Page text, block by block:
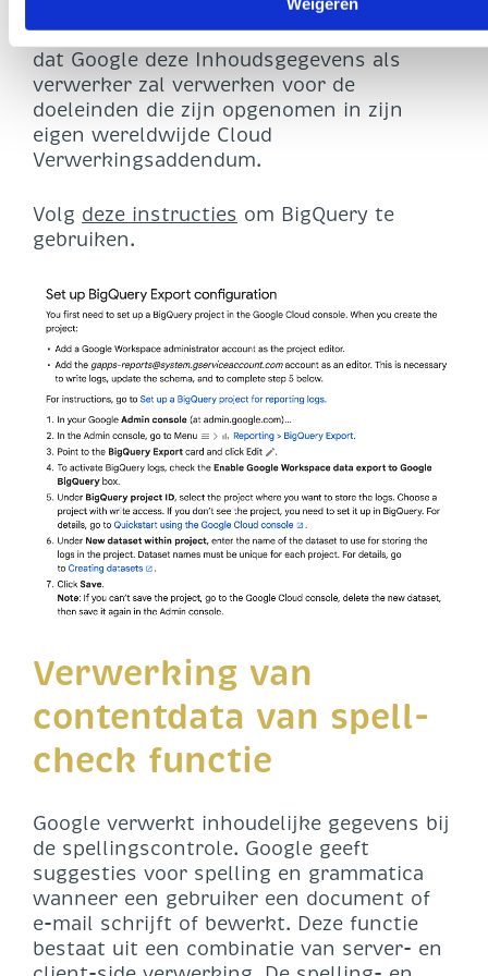
Workspace for Education. Het Google
Cloud Verwerkingsaddendum verduidelijkt
dat Google deze Inhoudsgegevens als
verwerker zal verwerken voor de
doeleinden die zijn opgenomen in zijn
eigen wereldwijde Cloud
Verwerkingsaddendum.
Volg deze instructies om BigQuery te
gebruiken.
Verwerking van
contentdata van spell-
check functie
Google verwerkt inhoudelijke gegevens bij
de spellingscontrole. Google geeft
suggesties voor spelling en grammatica
wanneer een gebruiker een document of
e-mail schrijft of bewerkt. Deze functie
bestaat uit een combinatie van server- en